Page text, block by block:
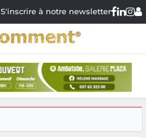
S'inscrire à notre newsletter